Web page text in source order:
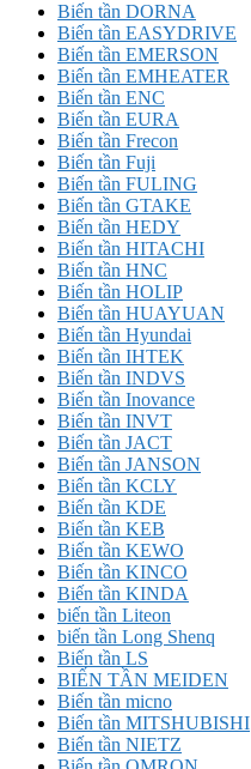
Biến tần DORNA
Biến tần EASYDRIVE
Biến tần EMERSON
Biến tần EMHEATER
Biến tần ENC
Biến tần EURA
Biến tần Frecon
Biến tần Fuji
Biến tần FULING
Biến tần GTAKE
Biến tần HEDY
Biến tần HITACHI
Biến tần HNC
Biến tần HOLIP
Biến tần HUAYUAN
Biến tần Hyundai
Biến tần IHTEK
Biến tần INDVS
Biến tần Inovance
Biến tần INVT
Biến tần JACT
Biến tần JANSON
Biến tần KCLY
Biến tần KDE
Biến tần KEB
Biến tần KEWO
Biến tần KINCO
Biến tần KINDA
biến tần Liteon
biến tần Long Shenq
Biến tần LS
BIẾN TẦN MEIDEN
Biến tần micno
Biến tần MITSHUBISHI
Biến tần NIETZ